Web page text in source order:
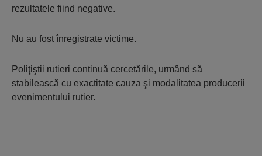
rezultatele fiind negative.
Nu au fost înregistrate victime.
Poliţiştii rutieri continuă cercetările, urmând să
stabilească cu exactitate cauza şi modalitatea producerii
evenimentului rutier.